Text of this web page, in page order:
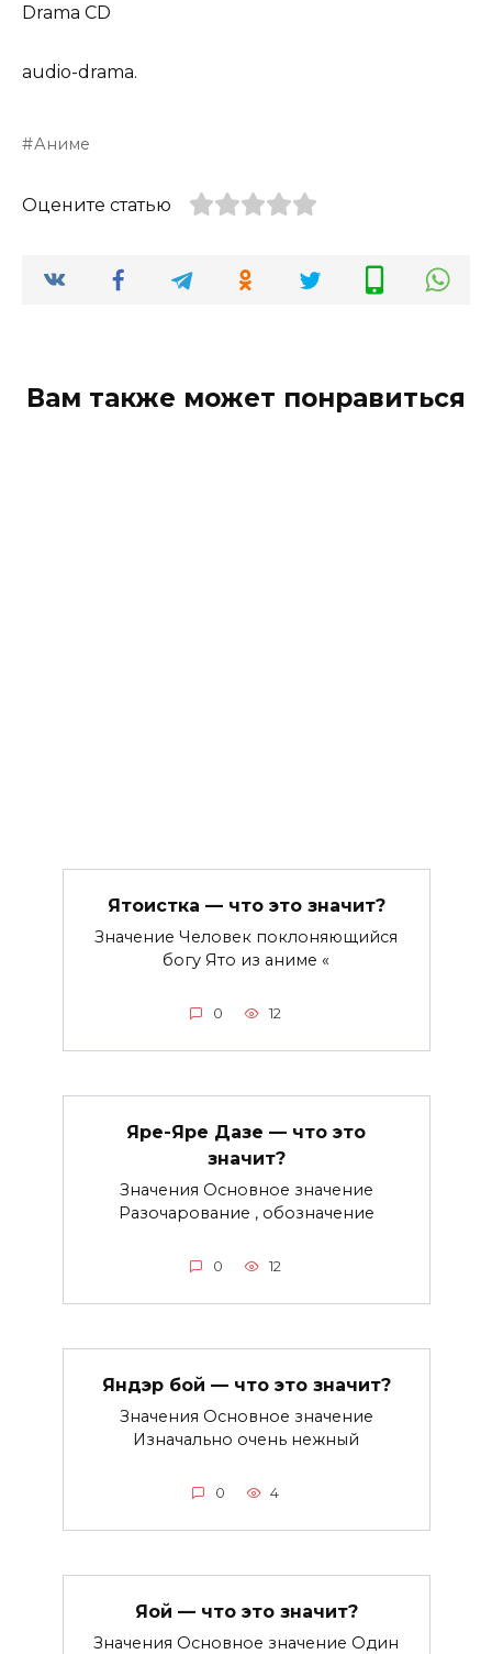
Drama CD
audio-drama.
Аниме
Оцените статью
Вам также может понравиться
Ятоистка — что это значит?
Значение Человек поклоняющийся
богу Ято из аниме «
0 12
Яре-Яре Дазе — что это
значит?
Значения Основное значение
Разочарование , обозначение
0 12
Яндэр бой — что это значит?
Значения Основное значение
Изначально очень нежный
0 4
Яой — что это значит?
Значения Основное значение Один